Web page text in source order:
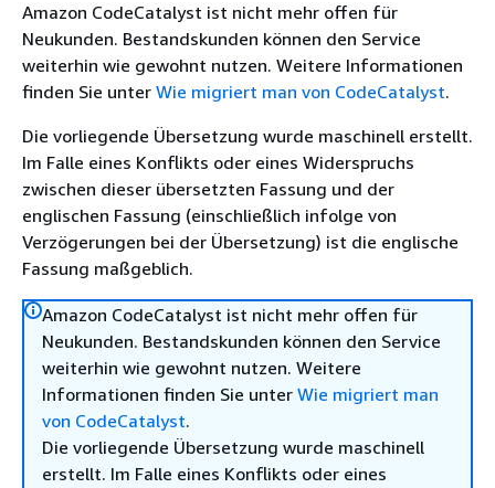
Amazon CodeCatalyst ist nicht mehr offen für
Neukunden. Bestandskunden können den Service
weiterhin wie gewohnt nutzen. Weitere Informationen
finden Sie unter Wie migriert man von CodeCatalyst.
Die vorliegende Übersetzung wurde maschinell erstellt.
Im Falle eines Konflikts oder eines Widerspruchs
zwischen dieser übersetzten Fassung und der
englischen Fassung (einschließlich infolge von
Verzögerungen bei der Übersetzung) ist die englische
Fassung maßgeblich.
Amazon CodeCatalyst ist nicht mehr offen für
Neukunden. Bestandskunden können den Service
weiterhin wie gewohnt nutzen. Weitere
Informationen finden Sie unter Wie migriert man
von CodeCatalyst.
Die vorliegende Übersetzung wurde maschinell
erstellt. Im Falle eines Konflikts oder eines